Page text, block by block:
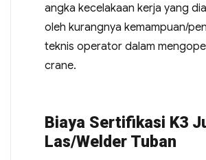
angka kecelakaan kerja yang
oleh kurangnya kemampuan/
teknis operator dalam
crane.
Biaya Sertifikasi K3
Las/Welder Tuban